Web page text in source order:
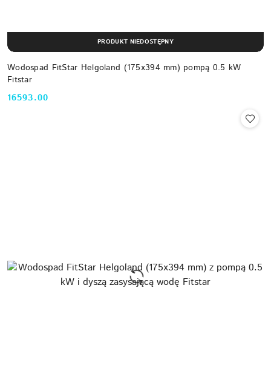
Wodospad FitStar Helgoland (175x394 mm) pompą 0.5 kW
Fitstar
Cena:
16593.00
PRODUKT NIEDOSTĘPNY